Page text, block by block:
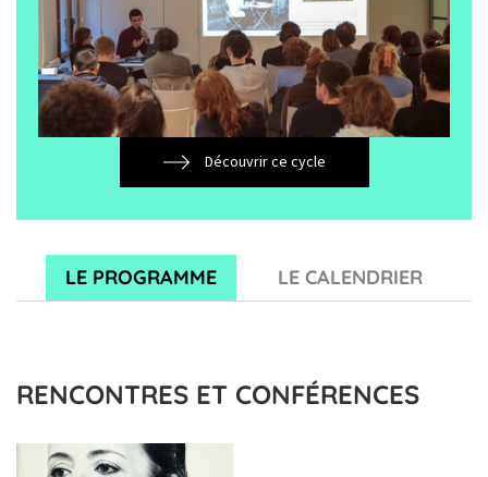
Découvrir ce cycle
LE PROGRAMME LE CALENDRIER
RENCONTRES ET CONFÉRENCES